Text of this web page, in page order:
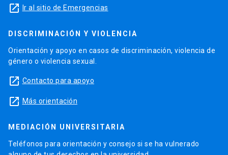
launch Ir al sitio de Emergencias
DISCRIMINACIÓN Y VIOLENCIA
Orientación y apoyo en casos de discriminación, violencia de
género o violencia sexual.
launch Contacto para apoyo
launch Más orientación
MEDIACIÓN UNIVERSITARIA
Teléfonos para orientación y consejo si se ha vulnerado